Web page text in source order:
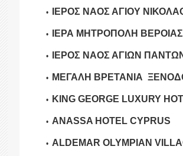
ΙΕΡΟΣ ΝΑΟΣ ΑΓΙΟΥ
ΙΕΡΑ ΜΗΤΡΟΠΟΛΗ ΒΕΡΟΙΑΣ
ΙΕΡΟΣ ΝΑΟΣ ΑΓΙΩΝ
ΜΕΓΑΛΗ ΒΡΕΤΑΝΙΑ
KING GEORGE LUXURY
ANASSA HOTEL CYPRUS
ALDEMAR OLYMPIAN